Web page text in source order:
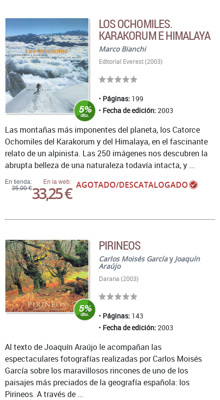
LOS OCHOMILES.
KARAKORUM E HIMALAYA
Marco Bianchi
Editorial Everest (2003)
Páginas: 199
Fecha de edición: 2003
En tienda:
35,00 €
En la web:
33,25 € AGOTADO/DESCATALOGADO
Las montañas más imponentes del planeta, los Catorce
Ochomiles del Karakorum y del Himalaya, en el fascinante
relato de un alpinista. Las 250 imágenes nos descubren la
abrupta belleza de una naturaleza todavía intacta, y ...
PIRINEOS
Carlos Moisés Garcíay Joaquín
Araújo
Darana (2003)
Páginas: 143
Fecha de edición: 2003
Al texto de Joaquín Araújo le acompañan las
espectaculares fotografías realizadas por Carlos Moisés
García sobre los maravillosos rincones de uno de los
paisajes más preciados de la geografía española: los
Pirineos. A través de ...